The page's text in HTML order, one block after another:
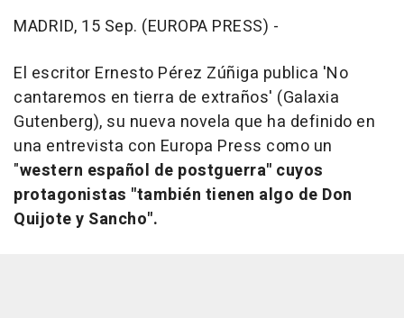
MADRID, 15 Sep. (EUROPA PRESS) -
El escritor Ernesto Pérez Zúñiga publica 'No
cantaremos en tierra de extraños' (Galaxia
Gutenberg), su nueva novela que ha definido en
una entrevista con Europa Press como un
"western español de postguerra" cuyos
protagonistas "también tienen algo de Don
Quijote y Sancho".